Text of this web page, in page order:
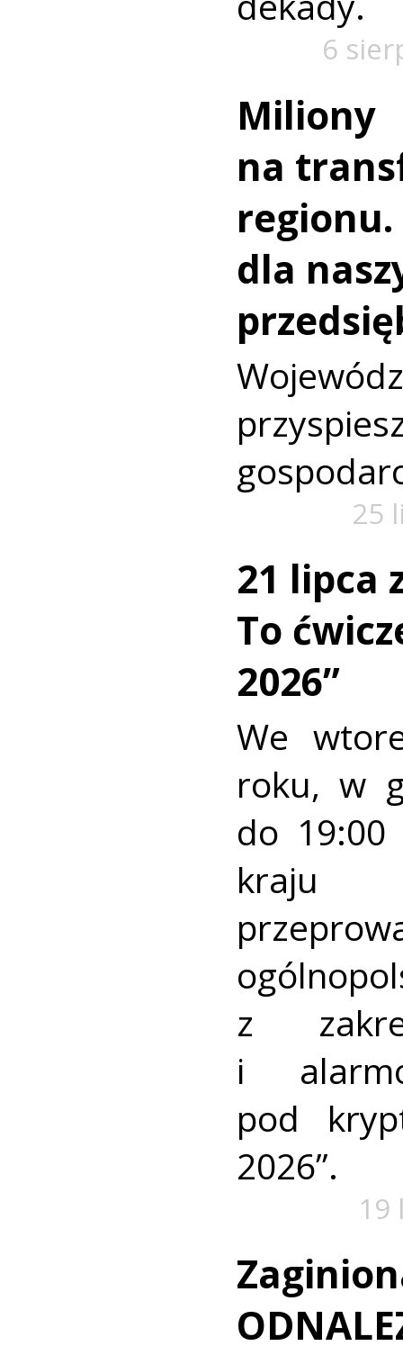
6
Miliony
na
regionu.
dla
25
21 lipca
To
2026”
We
roku, w
do 19:00
z
i
pod
2026”.
19